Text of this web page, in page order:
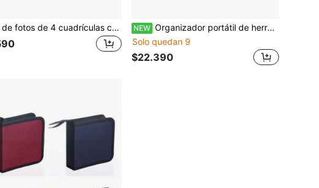
Álbum de fotos de 4 cuadrículas con diseño de alas de estrella, portador creativo de tarjetas fotográficas con 40 bolsillos para coleccionar tarjetas de ídolos, libreta de almacenamiento de facturas NEW Organizador portátil de herramientas con clip para cinturón, cierre automático, gancho de liberación rápida y alta dureza para uso de herramientas eléctricas
Solo quedan 9
$22.390